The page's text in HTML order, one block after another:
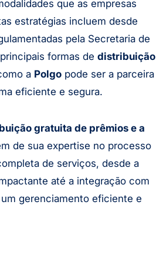
que as empresas
estratégias incluem desde
pela Secretaria de
formas de distribuição
a Polgo pode ser a parceira
eficiente e segura.
gratuita de prêmios e a
de sua expertise no processo
de serviços, desde a
até a integração com
um gerenciamento eficiente e